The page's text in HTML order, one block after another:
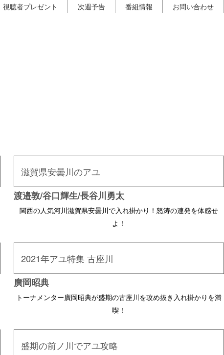
視聴者プレゼント 次週予告 番組情報 お問い合わせ
滋賀県安曇川のアユ
渡邉敦/谷口輝生/長谷川勇太
関西の人気河川滋賀県安曇川で入れ掛かり！怒涛の連発を体感せ
よ！
2021年アユ特集 古座川
廣岡昭典
トーナメンター廣岡昭典が盛期の古座川を攻め抜き入れ掛かりを満
喫！
盛期の前ノ川でアユ攻略